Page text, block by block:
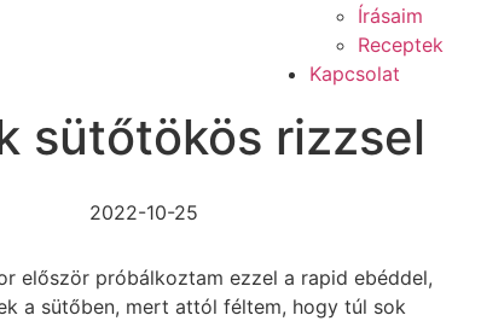
Írásaim
Receptek
Kapcsolat
sütőtökös rizzsel
2022-10-25
először próbálkoztam ezzel a rapid ebéddel,
a sütőben, mert attól féltem, hogy túl sok